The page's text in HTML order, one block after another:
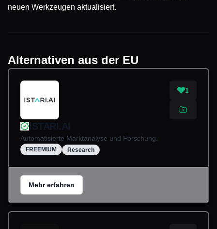
neuen Werkzeugen aktualisiert.
Alternativen aus der EU
1
ISTARI.AI
Automatisierte Marktanalyse und Forschung.
FREEMIUM Research
Mehr erfahren